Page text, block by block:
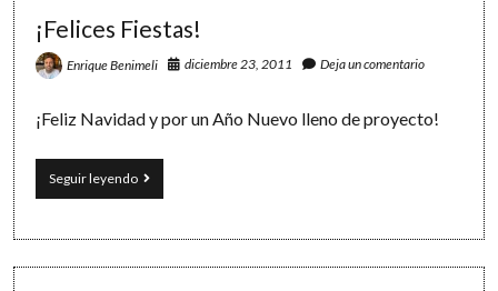
¡Felices Fiestas!
Enrique Benimeli diciembre 23, 2011 Deja un comentario
¡Feliz Navidad y por un Año Nuevo lleno de proyecto!
Seguir leyendo¡Felices
Fiestas!